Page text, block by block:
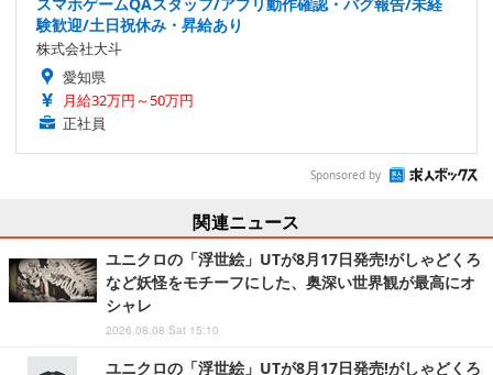
験歓迎/土日祝休み・昇給あり
株式会社大斗
愛知県
月給32万円～50万円
正社員
Sponsored by
関連ニュース
ユニクロの「浮世絵」UTが8月17日発売!がしゃどくろ
など妖怪をモチーフにした、奥深い世界観が最高にオ
シャレ
2026.08.08 Sat 15:10
ユニクロの「浮世絵」UTが8月17日発売!がしゃどくろ